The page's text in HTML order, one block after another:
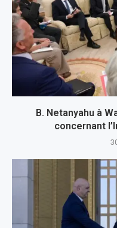
B. Netanyahu à
concernant